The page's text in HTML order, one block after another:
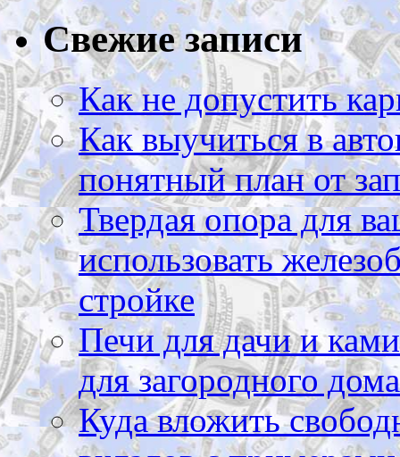
Свежие записи
Как не допустить
Как выучиться в
понятный план от
Твердая опора для
использовать
стройке
Печи для дачи и
для загородного дома
Куда вложить